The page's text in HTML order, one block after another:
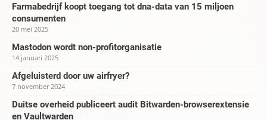
Farmabedrijf koopt toegang tot dna-data van 15 miljoen
consumenten
20 mei 2025
Mastodon wordt non-profitorganisatie
14 januari 2025
Afgeluisterd door uw airfryer?
7 november 2024
Duitse overheid publiceert audit Bitwarden-browserextensie
en Vaultwarden